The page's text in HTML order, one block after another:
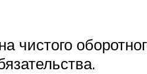
чистого